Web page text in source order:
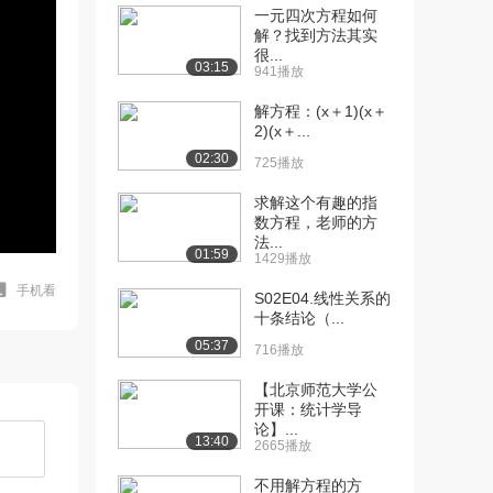
手机看
03:15
一元四次方程如何
解？找到方法其实
很...
941播放
02:30
解方程：(x＋1)(x＋
2)(x＋...
725播放
01:59
求解这个有趣的指
数方程，老师的方
法...
1429播放
05:37
S02E04.线性关系的
十条结论（...
716播放
13:40
【北京师范大学公
开课：统计学导
论】...
2665播放
不用解方程的方